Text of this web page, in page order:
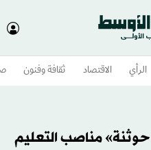
الرأي الاقتصاد ثقافة وفنون
مناصب التعليم